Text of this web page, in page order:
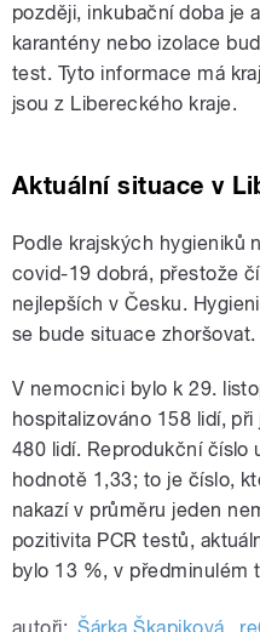
později, inkubační doba je
karantény nebo izolace
test. Tyto informace má
jsou z Libereckého kraje.
Aktuální situace v
Podle krajských hygieniků
covid-19 dobrá, přestože
nejlepších v Česku.
se bude situace zhoršovat.
V nemocnici bylo k 29.
hospitalizováno 158 lidí,
480 lidí. Reprodukční číslo
hodnotě 1,33; to je číslo,
nakazí v průměru jeden
pozitivita PCR testů,
bylo 13 %, v předminulém